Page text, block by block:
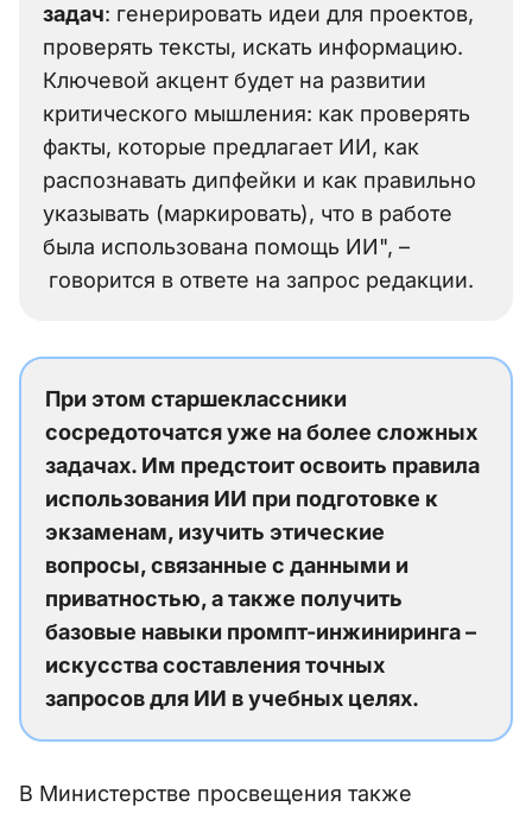
задач: генерировать идеи для проектов,
проверять тексты, искать информацию.
Ключевой акцент будет на развитии
критического мышления: как проверять
факты, которые предлагает ИИ, как
распознавать дипфейки и как правильно
указывать (маркировать), что в работе
была использована помощь ИИ", –
говорится в ответе на запрос редакции.
При этом старшеклассники
сосредоточатся уже на более сложных
задачах. Им предстоит освоить правила
использования ИИ при подготовке к
экзаменам, изучить этические
вопросы, связанные с данными и
приватностью, а также получить
базовые навыки промпт-инжиниринга –
искусства составления точных
запросов для ИИ в учебных целях.
В Министерстве просвещения также